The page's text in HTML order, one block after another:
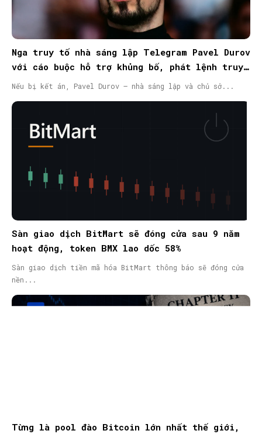
Nga truy tố nhà sáng lập Telegram Pavel Durov
với cáo buộc hỗ trợ khủng bố, phát lệnh truy
nã quốc tế
Nếu bị kết án, Pavel Durov – nhà sáng lập và chủ sở...
Sàn giao dịch BitMart sẽ đóng cửa sau 9 năm
hoạt động, token BMX lao dốc 58%
Sàn giao dịch tiền mã hóa BitMart thông báo sẽ đóng cửa
nền...
Từng là pool đào Bitcoin lớn nhất thế giới,